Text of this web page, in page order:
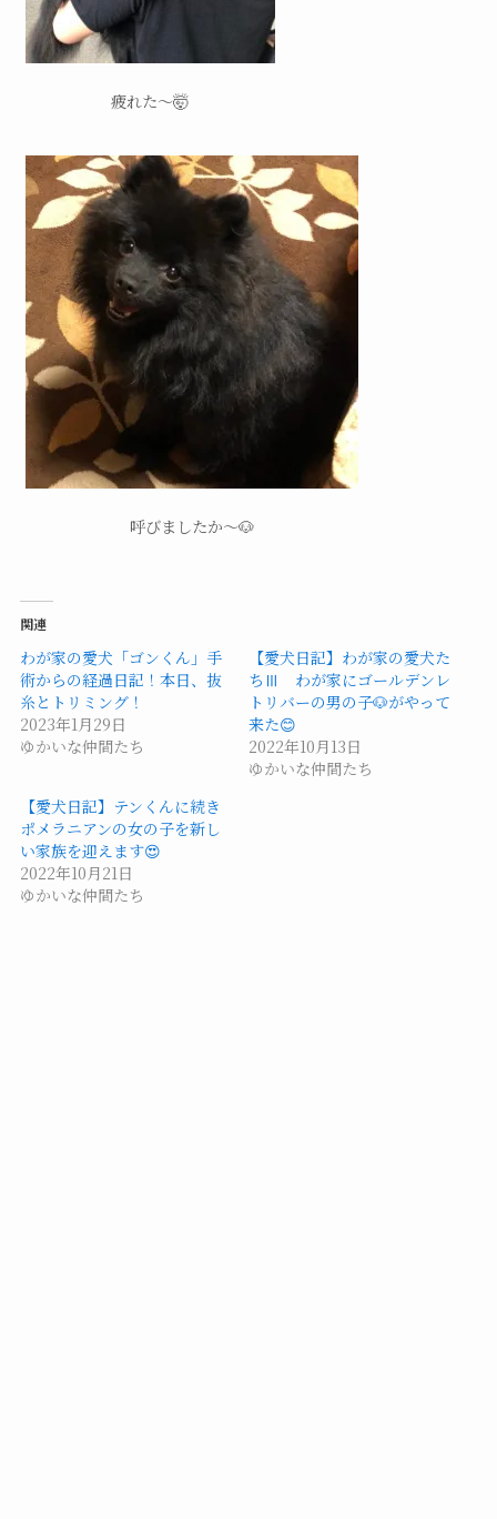
疲れた～🤯
呼びましたか～🐶
関連
わが家の愛犬「ゴンくん」手
術からの経過日記！本日、抜
糸とトリミング！
2023年1月29日
ゆかいな仲間たち
【愛犬日記】わが家の愛犬た
ちⅢ わが家にゴールデンレ
トリバーの男の子🐶がやって
来た😊
2022年10月13日
ゆかいな仲間たち
【愛犬日記】テンくんに続き
ポメラニアンの女の子を新し
い家族を迎えます😍
2022年10月21日
ゆかいな仲間たち